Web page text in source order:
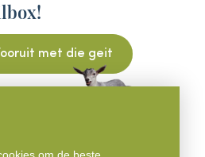
met die geit